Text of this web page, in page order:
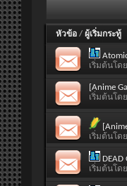
หัวข้อ / ผู้เริ่มกระทู้
เริ่มต้นโดย
[Anime
เริ่มต้นโดย
เริ่มต้นโดย
DEAD
เริ่มต้นโดย